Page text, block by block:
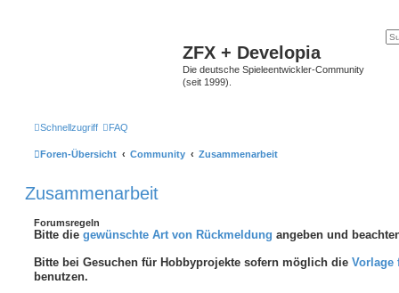
ZFX + Developia
Die deutsche Spieleentwickler-Community
(seit 1999).
Schnellzugriff FAQ
Foren-Übersicht Community Zusammenarbeit
Zusammenarbeit
Forumsregeln
Bitte die gewünschte Art von Rückmeldung angeben und
Bitte bei Gesuchen für Hobbyprojekte sofern möglich die Vorlage
benutzen.